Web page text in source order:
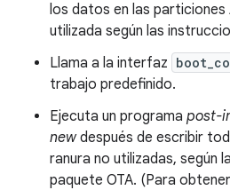
los datos en las particiones
utilizada según las
Llama a la interfaz
trabajo predefinido.
Ejecuta un programa post-
newdespués de escribir
ranura no utilizadas, según
paquete OTA. (Para